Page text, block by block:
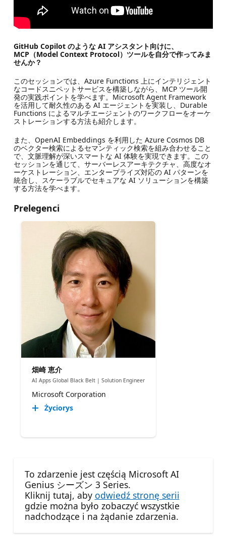
GitHub Copilot のような AI アシスタント向けに、
MCP（Model Context Protocol）ツールを自分で作ってみま
せんか？​
このセッションでは、Azure Functions 上にインテリジェント
なコードスニペットサービスを構築しながら、MCP ツール開
発の実践ポイントを学べます。Microsoft Agent Framework
を活用して耐久性のある AI エージェントを実装し、Durable
Functions によるマルチエージェントのワークフローをオーケ
ストレーションする方法も紹介します。​
また、OpenAI Embeddings を利用した Azure Cosmos DB
のベクター検索によるセマンティック検索を組み合わせること
で、文脈理解が深いスマートな AI 体験を実現できます。この
セッションを通じて、サーバーレスアーキテクチャ、高度なオ
ーケストレーション、エンタープライズ対応の AI パターンを
統合し、スケーラブルでセキュアな AI ソリューションを構築
する方法を学べます。​
Prelegenci
畑崎 恵介
AI Apps Global Black Belt | Solution Engineer
Microsoft Corporation
Życiorys
To zdarzenie jest częścią Microsoft AI
Genius シーズン 3 Series.
Kliknij tutaj, aby odwiedź stronę serii
gdzie można było zobaczyć wszystkie
nadchodzące i na żądanie zdarzenia.